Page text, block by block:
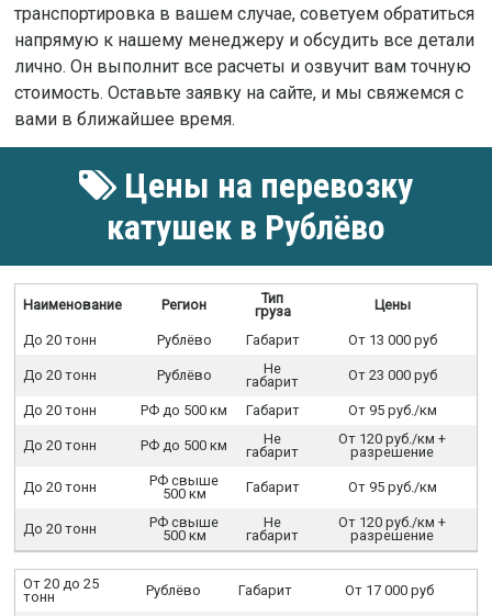
транспортировка в вашем случае, советуем обратиться
напрямую к нашему менеджеру и обсудить все детали
лично. Он выполнит все расчеты и озвучит вам точную
стоимость. Оставьте заявку на сайте, и мы свяжемся с
вами в ближайшее время.
Цены на перевозку
катушек в Рублёво
Наименование Регион
Тип
груза
Цены
До 20 тонн Рублёво Габарит От 13 000 руб
До 20 тонн Рублёво
Не
габарит
От 23 000 руб
До 20 тонн РФ до 500 км Габарит От 95 руб./км
До 20 тонн РФ до 500 км
Не
габарит
От 120 руб./км +
разрешение
До 20 тонн
РФ свыше
500 км
Габарит От 95 руб./км
До 20 тонн
РФ свыше
500 км
Не
габарит
От 120 руб./км +
разрешение
От 20 до 25
тонн
Рублёво Габарит От 17 000 руб